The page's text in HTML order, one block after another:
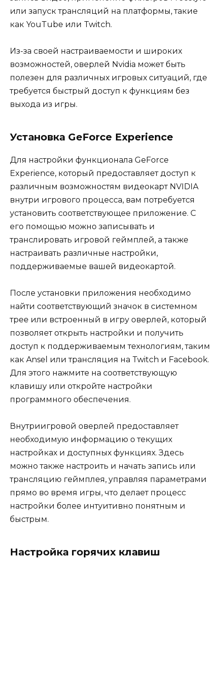
или запуск трансляций на платформы, такие
как YouTube или Twitch.
Из-за своей настраиваемости и широких
возможностей, оверлей Nvidia может быть
полезен для различных игровых ситуаций, где
требуется быстрый доступ к функциям без
выхода из игры.
Установка GeForce Experience
Для настройки функционала GeForce
Experience, который предоставляет доступ к
различным возможностям видеокарт NVIDIA
внутри игрового процесса, вам потребуется
установить соответствующее приложение. С
его помощью можно записывать и
транслировать игровой геймплей, а также
настраивать различные настройки,
поддерживаемые вашей видеокартой.
После установки приложения необходимо
найти соответствующий значок в системном
трее или встроенный в игру оверлей, который
позволяет открыть настройки и получить
доступ к поддерживаемым технологиям, таким
как Ansel или трансляция на Twitch и Facebook.
Для этого нажмите на соответствующую
клавишу или откройте настройки
программного обеспечения.
Внутриигровой оверлей предоставляет
необходимую информацию о текущих
настройках и доступных функциях. Здесь
можно также настроить и начать запись или
трансляцию геймплея, управляя параметрами
прямо во время игры, что делает процесс
настройки более интуитивно понятным и
быстрым.
Настройка горячих клавиш